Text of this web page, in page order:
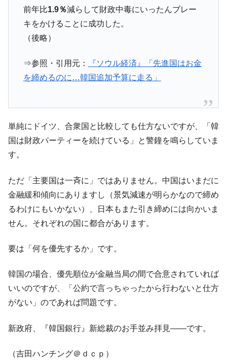
Fact1
甲子園通算本塁打、最多の清原に次いで多く打っ
ている意外な選手とは？
Fact1 セレクトセールの高額取引馬が稼いだ金額とは？
前年比1.9％減らして財政中毒にいったんブレー
キをかけることに成功した。
（後略）
⇒参照・引用元：
『ソウル経済』「先進国はお金
を締めるのに…韓国追加予算に走る」
単純にドイツ、合衆国と比較しても仕方ないですが、「韓
国は財政パーティーを続けている」と警鐘を鳴らしていま
す。
ただ「主要国は一斉に」ではありません。中国はいまだに
金融緩和傾向にありますし（景気減速が明らかなので締め
るわけにもいかない）、日本もまた引き締めには向かいま
せん。それぞれの国に都合があります。
要は「何を優先するか」です。
韓国の場合、優先順位が金融当局の間で合意されていれば
いいのですが、「公約で言っちゃったから行わないと仕方
がない」のであれば問題です。
新政府、『韓国銀行』新総裁のお手並み拝見――です。
（吉田ハンチング＠ｄｃｐ）